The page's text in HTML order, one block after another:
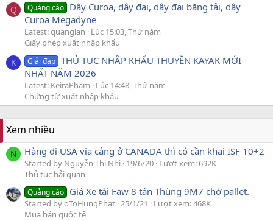
Q Quảng cáo Dây Curoa, dây đai, dây đai băng tải, dây
Curoa Megadyne
Latest: quanglan
Lúc 15:03, Thứ năm
Giấy phép xuất nhập khẩu
K Giải đáp THỦ TỤC NHẬP KHẨU THUYỀN KAYAK MỚI
NHẤT NĂM 2026
Latest: KeiraPham
Lúc 14:48, Thứ năm
Chứng từ xuất nhập khẩu
Xem nhiều
N Hàng đi USA via cảng ở CANADA thì có cần khai ISF 10+2
Started by Nguyễn Thị Nhi 19/6/20 Lượt xem: 692K
Thủ tục hải quan
Quảng cáo Giá Xe tải Faw 8 tấn Thùng 9M7 chở pallet.
Started by oToHungPhat 25/1/21
Lượt xem: 468K
Mua bán quốc tế